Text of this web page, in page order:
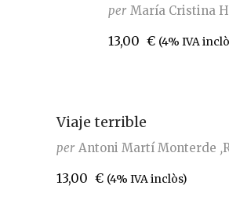
per María Cristina
13,00 € (4% IVA
Viaje terrible
per Antoni Martí Monterde
13,00 € (4% IVA inclòs)